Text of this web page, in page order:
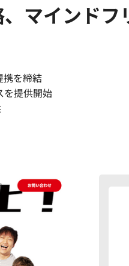
マインドフ
携を締結
を提供開始